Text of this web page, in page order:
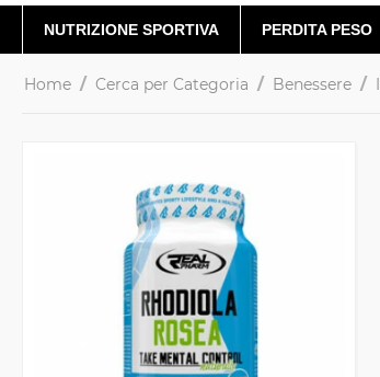
NUTRIZIONE SPORTIVA PERDITA PESO
Home / Cerca per Categoria / Benessere /